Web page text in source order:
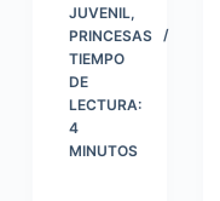
JUVENIL,
PRINCESAS
TIEMPO
DE
LECTURA:
4
MINUTOS